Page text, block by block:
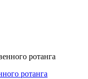
ротанга